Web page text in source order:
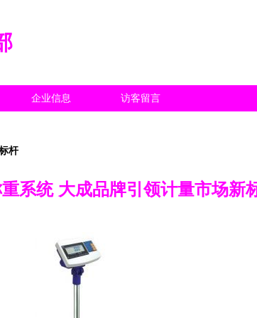
企业信息 访客留言
杆
系统 大成品牌引领计量市场新